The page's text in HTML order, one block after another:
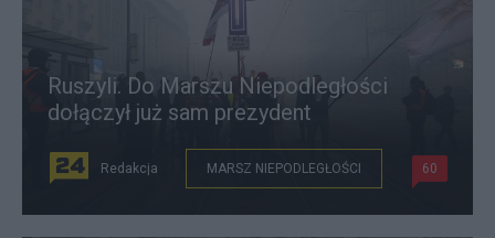
Ruszyli. Do Marszu Niepodległości
dołączył już sam prezydent
Redakcja MARSZ NIEPODLEGŁOŚCI 60